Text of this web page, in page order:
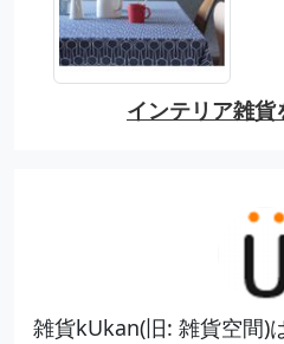
インテリア雑貨
雑貨kUkan(旧: 雑貨空間)